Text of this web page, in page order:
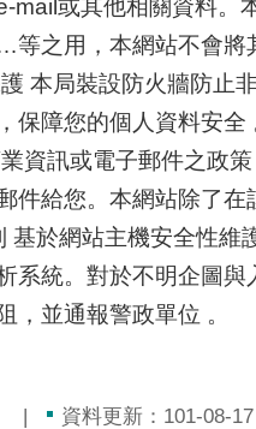
mail或其他相關資料。
等之用，本網站不會將
護 本局裝設防火牆防止
保障您的個人資料安全
業資訊或電子郵件之政
件給您。本網站除了在
基於網站主機安全性
系統。對於不明企圖
，並通報警政單位 。
資料更新：101-08-